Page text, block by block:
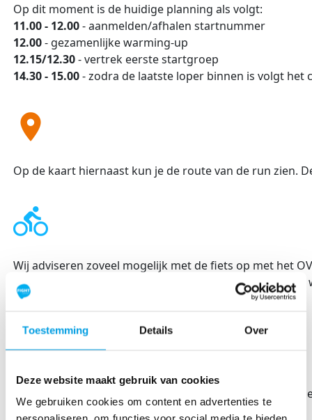
Toestemming Details Over
Deze website maakt gebruik van cookies
We gebruiken cookies om content en advertenties te
Op dit moment is de huidige planning als volgt:
11.00 - 12.00- aanmelden/afhalen startnummer
12.00- gezamenlijke warming-up
12.15/12.30- vertrek eerste startgroep
14.30 - 15.00- zodra de laatste loper binnen is volgt het
location_on
Op de kaart hiernaast kun je de route van de run zien.
directions_bike
Wij adviseren zoveel mogelijk met de fiets op met het
Mocht je toch met de auto willen komen, dan
Let op! Beperkte parkeergelegenheid.
assignment_ind
Heb je een dringende vraag? Stuur ons dan alvast een